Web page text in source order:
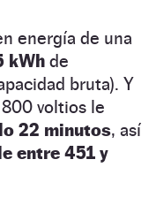
energía de una
kWh de
bruta). Y
voltios le
22 minutos, así
entre 451 y